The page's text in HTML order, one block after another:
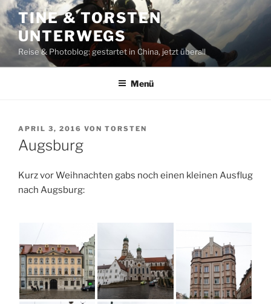
Zum
Inhalt
springen
TINE & TORSTEN
UNTERWEGS
Reise & Photoblog: gestartet in China, jetzt überall
Menü
VERÖFFENTLICHT
AM
APRIL 3, 2016 VON TORSTEN
Augsburg
Kurz vor Weihnachten gabs noch einen kleinen Ausflug
nach Augsburg: